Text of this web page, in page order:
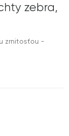
zebra,
zrnitosťou -